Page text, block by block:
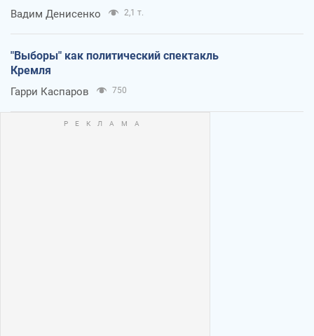
Вадим Денисенко 2,1 т.
"Выборы" как политический спектакль
Кремля
Гарри Каспаров 750